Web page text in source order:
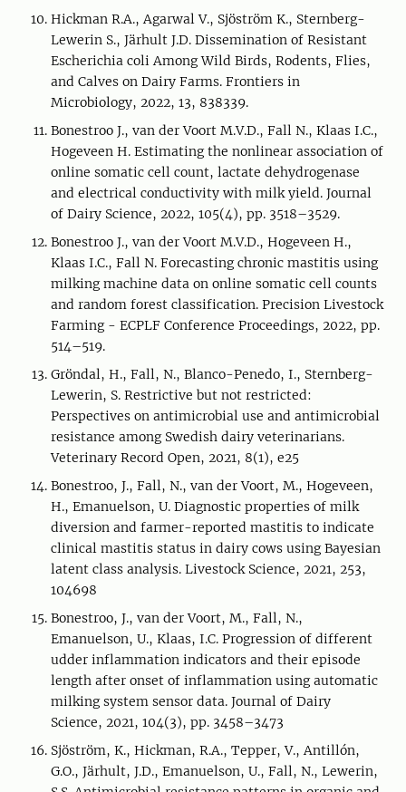
Hickman R.A., Agarwal V., Sjöström K., Sternberg-
Lewerin S., Järhult J.D. Dissemination of Resistant
Escherichia coli Among Wild Birds, Rodents, Flies,
and Calves on Dairy Farms. Frontiers in
Microbiology, 2022, 13, 838339.
Bonestroo J., van der Voort M.V.D., Fall N., Klaas I.C.,
Hogeveen H. Estimating the nonlinear association of
online somatic cell count, lactate dehydrogenase
and electrical conductivity with milk yield. Journal
of Dairy Science, 2022, 105(4), pp. 3518–3529.
Bonestroo J., van der Voort M.V.D., Hogeveen H.,
Klaas I.C., Fall N. Forecasting chronic mastitis using
milking machine data on online somatic cell counts
and random forest classification. Precision Livestock
Farming - ECPLF Conference Proceedings, 2022, pp.
514–519.
Gröndal, H., Fall, N., Blanco-Penedo, I., Sternberg-
Lewerin, S. Restrictive but not restricted:
Perspectives on antimicrobial use and antimicrobial
resistance among Swedish dairy veterinarians.
Veterinary Record Open, 2021, 8(1), e25
Bonestroo, J., Fall, N., van der Voort, M., Hogeveen,
H., Emanuelson, U. Diagnostic properties of milk
diversion and farmer-reported mastitis to indicate
clinical mastitis status in dairy cows using Bayesian
latent class analysis. Livestock Science, 2021, 253,
104698
Bonestroo, J., van der Voort, M., Fall, N.,
Emanuelson, U., Klaas, I.C. Progression of different
udder inflammation indicators and their episode
length after onset of inflammation using automatic
milking system sensor data. Journal of Dairy
Science, 2021, 104(3), pp. 3458–3473
Sjöström, K., Hickman, R.A., Tepper, V., Antillón,
G.O., Järhult, J.D., Emanuelson, U., Fall, N., Lewerin,